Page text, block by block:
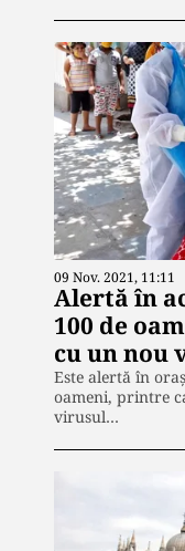
09 Nov. 2021, 11:11
Alertă în
100 de
cu un nou
Este alertă în
oameni, printre
virusul…